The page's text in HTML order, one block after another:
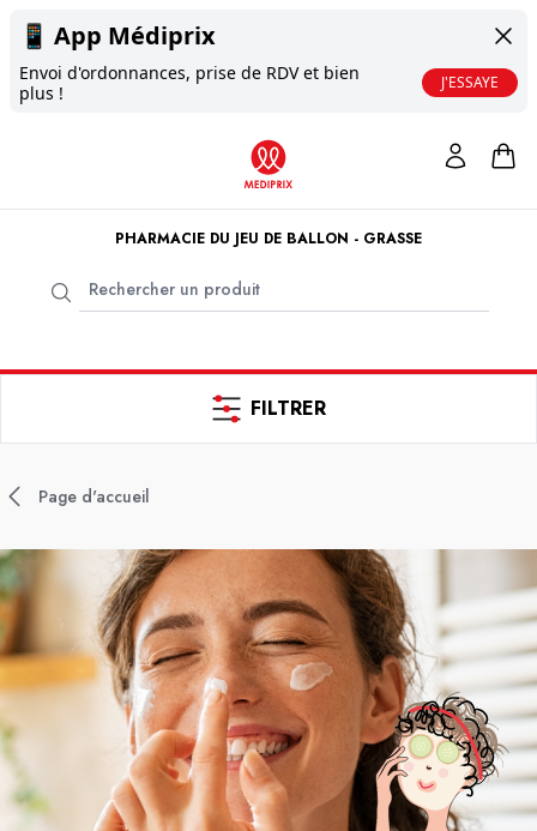
📱 App Médiprix
Envoi d'ordonnances, prise de RDV et bien
plus !
J'ESSAYE
PHARMACIE DU JEU DE BALLON - GRASSE
FILTRER
Page d'accueil